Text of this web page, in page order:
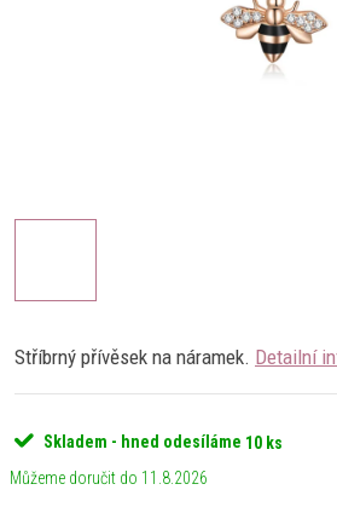
Stříbrný přívěsek na náramek. Detailní
Skladem - hned odesíláme 10 ks
11.8.2026